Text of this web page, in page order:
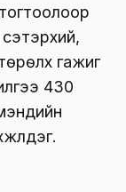
гажиг
430
мэндийн